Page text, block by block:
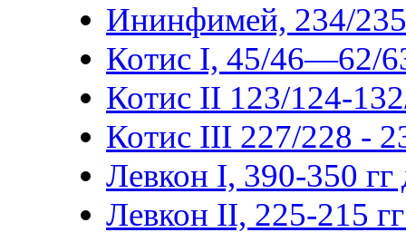
Ининфимей, 234/
Котис I, 45/46—62/
Котис II 123/124-
Котис III 227/228 -
Левкон I, 390-350 гг
Левкон II, 225-215